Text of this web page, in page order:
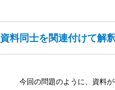
資料同士を関連付けて解
今回の問題のように、資料